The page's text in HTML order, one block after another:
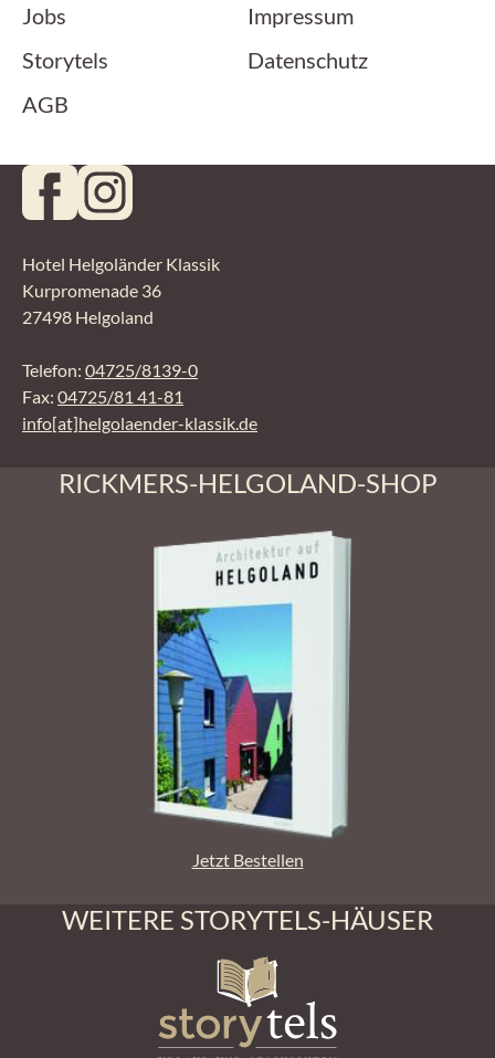
Jobs
Impressum
Storytels
Datenschutz
AGB
Hotel Helgoländer Klassik
Kurpromenade 36
27498 Helgoland
Telefon: 04725/8139-0
Fax: 04725/81 41-81
info[at]helgolaender-klassik.de
RICKMERS-HELGOLAND-SHOP
Jetzt Bestellen
WEITERE STORYTELS-HÄUSER